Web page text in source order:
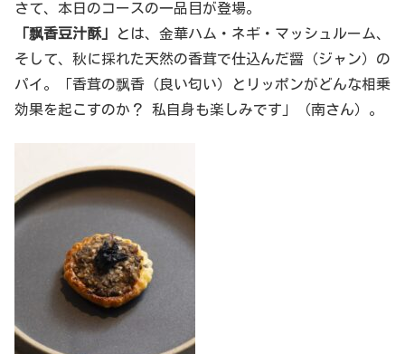
さて、本日のコースの一品目が登場。
「飘香豆汁酥」
とは、金華ハム・ネギ・マッシュルーム、
そして、秋に採れた天然の香茸で仕込んだ醤（ジャン）の
パイ。「香茸の飘香（良い匂い）とリッポンがどんな相乗
効果を起こすのか？ 私自身も楽しみです」（南さん）。